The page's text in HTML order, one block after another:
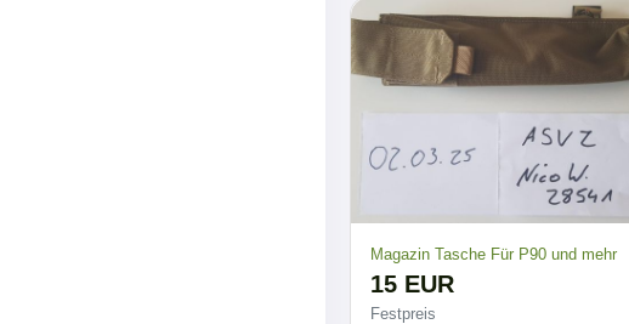
Magazin Tasche Für P90 und mehr
15 EUR
Festpreis